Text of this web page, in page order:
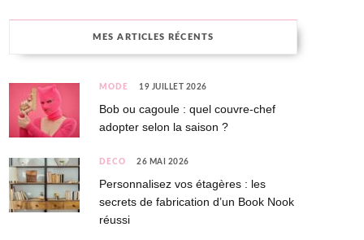
MES ARTICLES RÉCENTS
MODE 19 JUILLET 2026
Bob ou cagoule : quel couvre-chef
adopter selon la saison ?
DÉCO 26 MAI 2026
Personnalisez vos étagères : les
secrets de fabrication d’un Book Nook
réussi